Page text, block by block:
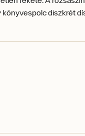
könyvespolc diszkrét